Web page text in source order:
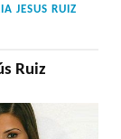
JESUS RUIZ
Ruiz